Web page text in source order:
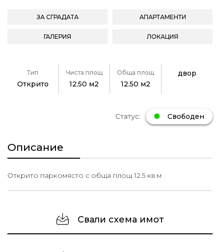
ЗА СГРАДАТА АПАРТАМЕНТИ
ГАЛЕРИЯ ЛОКАЦИЯ
Тип
Открито
Чиста площ
12.50 м2
Обща площ
12.50 м2
двор
Статус: Свободен
Описание
Открито паркомясто с обща площ 12.5 кв.м
Свали схема имот